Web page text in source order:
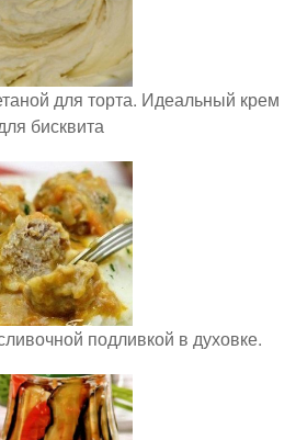
для торта. Идеальный крем
бисквита
подливкой в духовке.